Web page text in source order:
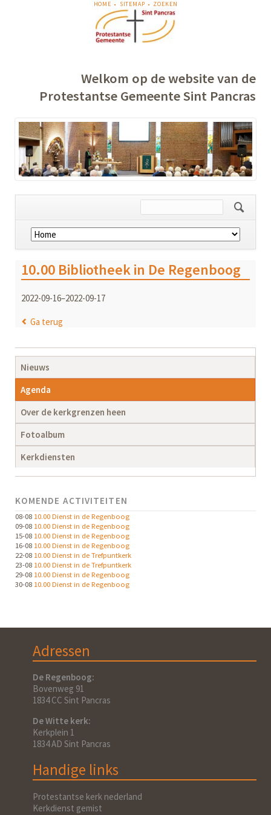
NAVIGATIE
OVERSLAAN
HOME SITEMAP ZOEKEN
Welkom op de website van de
Protestantse Gemeente Sint Pancras
Navigatie
overslaan
10.00 Bibliotheek in De Regenboog
2022-09-16–2022-09-17
Ga terug
Navigatie
overslaan
Nieuws
Agenda
Over de kerkgrenzen heen
Fotoalbum
Kerkdiensten
KOMENDE ACTIVITEITEN
08-08 10.00 Dienst in de Regenboog
09-08 10.00 Dienst in de Regenboog
15-08 10.00 Dienst in de Regenboog
16-08 10.00 Dienst in de Regenboog
22-08 10.00 Dienst in de Trefpuntkerk
23-08 10.00 Dienst in de Trefpuntkerk
29-08 10.00 Dienst in de Regenboog
30-08 10.00 Dienst in de Regenboog
Adressen
De Regenboog:
Bovenweg 91
1834 CC Sint Pancras
De Witte kerk:
Kerkplein 1
1834 AD Sint Pancras
Handige links
Protestantse kerk nederland
Kerkdienst gemist